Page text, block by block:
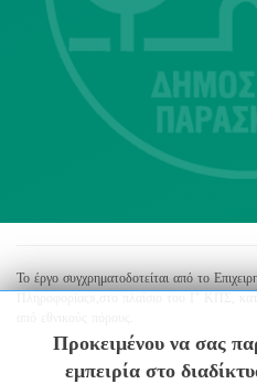
213
Το έργο συγχρηματοδοτείται από το
Προκειμένου να σας
εμπειρία στο